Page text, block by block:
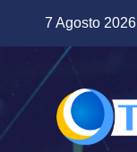
contenuto
7 Agosto 2026